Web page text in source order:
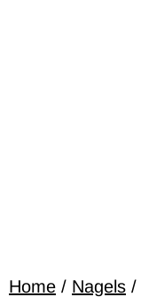
Home / Nagels /